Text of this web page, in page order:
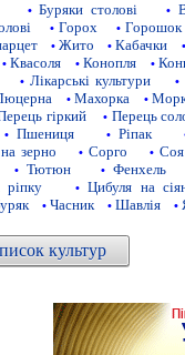
• Буряки столові •
• Горох • Горошок
• Жито • Кабачки
•
• Квасоля • Конопля •
• Лікарські культури
•
• Махорка •
гіркий • Перець
• Пшениця • Ріпак
зерно • Сорго • Соя
• Тютюн • Фенхель
• Цибуля на
• Часник • Шавлія •
культур